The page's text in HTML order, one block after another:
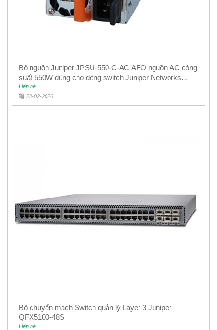
Bộ nguồn Juniper JPSU-550-C-AC AFO nguồn AC công
suất 550W dùng cho dòng switch Juniper Networks
EX4400
Liên hệ
23-02-2026
Bộ chuyển mạch Switch quản lý Layer 3 Juniper
QFX5100-48S
Liên hệ